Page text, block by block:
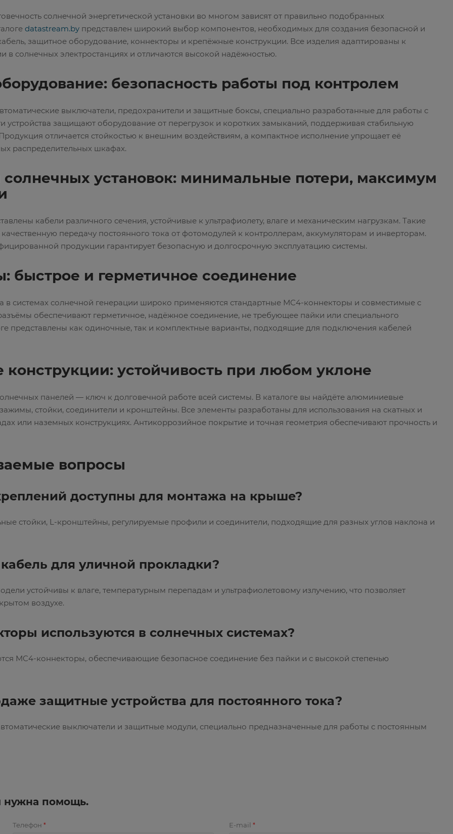
солнечной энергетической установки во многом зависят от правильно подобранных
datastream.by представлен широкий выбор компонентов, необходимых для создания безопасной и
защитное оборудование, коннекторы и крепёжные конструкции. Все изделия адаптированы к
в солнечных электростанциях и отличаются высокой надёжностью.
безопасность работы под контролем
выключатели, предохранители и защитные боксы, специально разработанные для работы с
устройства защищают оборудование от перегрузок и коротких замыканий, поддерживая стабильную
отличается стойкостью к внешним воздействиям, а компактное исполнение упрощает её
распределительных шкафах.
солнечных установок: минимальные потери, максимум
кабели различного сечения, устойчивые к ультрафиолету, влаге и механическим нагрузкам. Такие
передачу постоянного тока от фотомодулей к контроллерам, аккумуляторам и инверторам.
продукции гарантирует безопасную и долгосрочную эксплуатацию системы.
быстрое и герметичное соединение
в системах солнечной генерации широко применяются стандартные MC4-коннекторы и совместимые с
обеспечивают герметичное, надёжное соединение, не требующее пайки или специального
представлены как одиночные, так и комплектные варианты, подходящие для подключения кабелей
устойчивость при любом уклоне
панелей — ключ к долговечной работе всей системы. В каталоге вы найдёте алюминиевые
стойки, соединители и кронштейны. Все элементы разработаны для использования на скатных и
или наземных конструкциях. Антикоррозийное покрытие и точная геометрия обеспечивают прочность и
вопросы
доступны для монтажа на крыше?
стойки, L-кронштейны, регулируемые профили и соединители, подходящие для разных углов наклона и
для уличной прокладки?
устойчивы к влаге, температурным перепадам и ультрафиолетовому излучению, что позволяет
воздухе.
используются в солнечных системах?
MC4-коннекторы, обеспечивающие безопасное соединение без пайки и с высокой степенью
защитные устройства для постоянного тока?
выключатели и защитные модули, специально предназначенные для работы с постоянным
нужна помощь.
Телефон* E-mail *